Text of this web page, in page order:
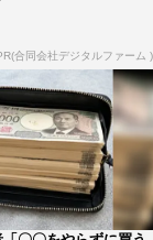
介する。
合同会社デジタルファーム )